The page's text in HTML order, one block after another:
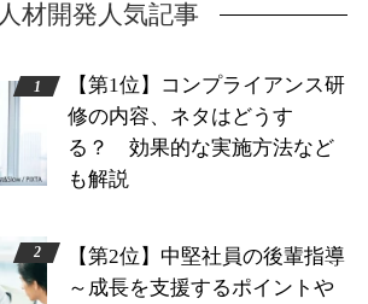
人材開発人気記事
【第1位】コンプライアンス研
修の内容、ネタはどうす
る？ 効果的な実施方法など
も解説
【第2位】中堅社員の後輩指導
～成長を支援するポイントや